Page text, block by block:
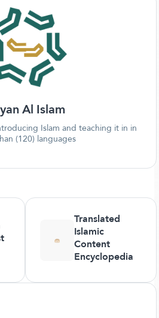
Al Islam
Islam and teaching it in in
(120) languages
Translated
Islamic
Content
Encyclopedia